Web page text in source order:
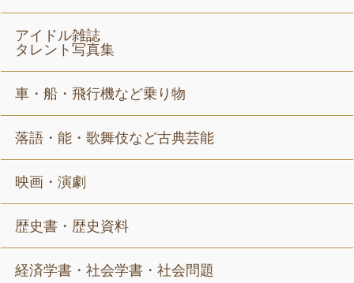
アイドル雑誌
タレント写真集
車・船・飛行機など乗り物
落語・能・歌舞伎など古典芸能
映画・演劇
歴史書・歴史資料
経済学書・社会学書・社会問題